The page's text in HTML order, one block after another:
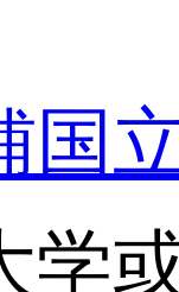
国
学